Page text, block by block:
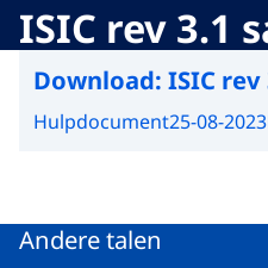
ISIC rev 3.1
Download: ISIC
Hulpdocument25-08-2023
Andere talen